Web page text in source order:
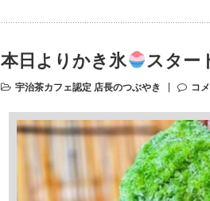
本日よりかき氷 スター
宇治茶カフェ認定 店長のつぶやき コ